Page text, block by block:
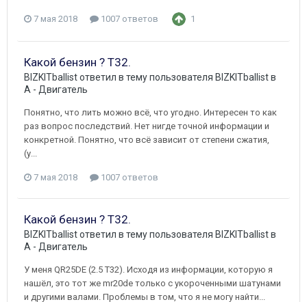
7 мая 2018 1007 ответов 1
Какой бензин ? Т32.
BIZKITballistответил в тему пользователя BIZKITballistв
A - Двигатель
Понятно, что лить можно всё, что угодно. Интересен то как
раз вопрос последствий. Нет нигде точной информации и
конкретной. Понятно, что всё зависит от степени сжатия,
(у...
7 мая 2018 1007 ответов
Какой бензин ? Т32.
BIZKITballistответил в тему пользователя BIZKITballistв
A - Двигатель
У меня QR25DE (2.5 T32). Исходя из информации, которую я
нашёл, это тот же mr20de только с укороченными шатунами
и другими валами. Проблемы в том, что я не могу найти...